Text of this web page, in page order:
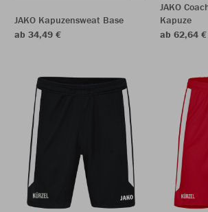
JAKO Kapuzensweat Base
ab 34,49 €
JAKO
Kapuze
ab 62,64 €